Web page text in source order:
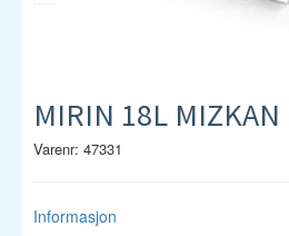
MIRIN 18L MIZKAN
Varenr: 47331
Informasjon